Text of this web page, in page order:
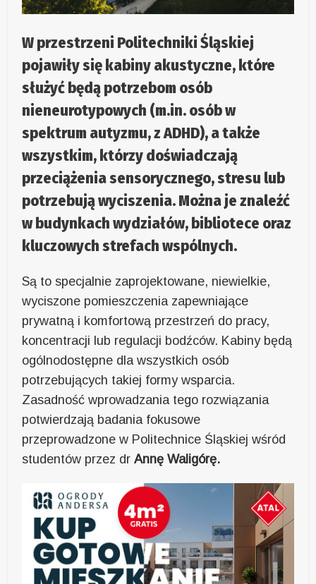
W przestrzeni Politechniki Śląskiej
pojawiły się kabiny akustyczne, które
służyć będą potrzebom osób
nieneurotypowych (m.in. osób w
spektrum autyzmu, z ADHD), a także
wszystkim, którzy doświadczają
przeciążenia sensorycznego, stresu lub
potrzebują wyciszenia. Można je znaleźć
w budynkach wydziałów, bibliotece oraz
kluczowych strefach wspólnych.
Są to specjalnie zaprojektowane, niewielkie,
wyciszone pomieszczenia zapewniające
prywatną i komfortową przestrzeń do pracy,
koncentracji lub regulacji bodźców. Kabiny będą
ogólnodostępne dla wszystkich osób
potrzebujących takiej formy wsparcia.
Zasadność wprowadzania tego rozwiązania
potwierdzają badania fokusowe
przeprowadzone w Politechnice Śląskiej wśród
studentów przez drAnnę Waligórę.